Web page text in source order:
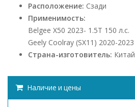
Расположение: Сзади
Применимость:
Belgee X50 2023- 1.5Т 150 л.с.
Geely Coolray (SX11) 2020-2023
Страна-изготовитель: Китай
Наличие и цены